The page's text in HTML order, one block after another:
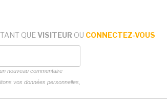
QUE VISITEUR OU CONNECTEZ-VOUS
nouveau commentaire
vos données personnelles,